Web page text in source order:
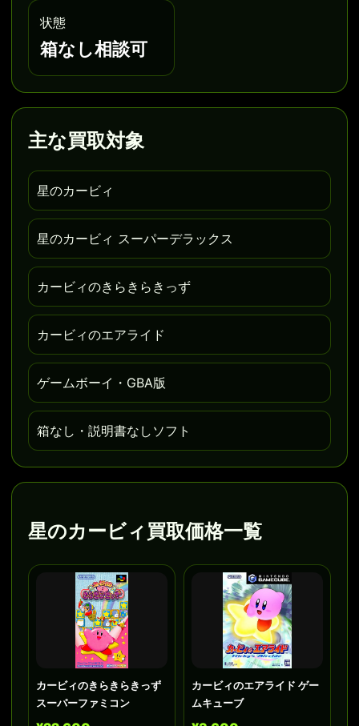
状態
箱なし相談可
主な買取対象
星のカービィ
星のカービィ スーパーデラックス
カービィのきらきらきっず
カービィのエアライド
ゲームボーイ・GBA版
箱なし・説明書なしソフト
星のカービィ買取価格一覧
カービィのきらきらきっず
スーパーファミコン
カービィのエアライド ゲー
ムキューブ